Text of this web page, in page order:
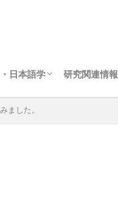
日本語学 研究関連情報
ました。